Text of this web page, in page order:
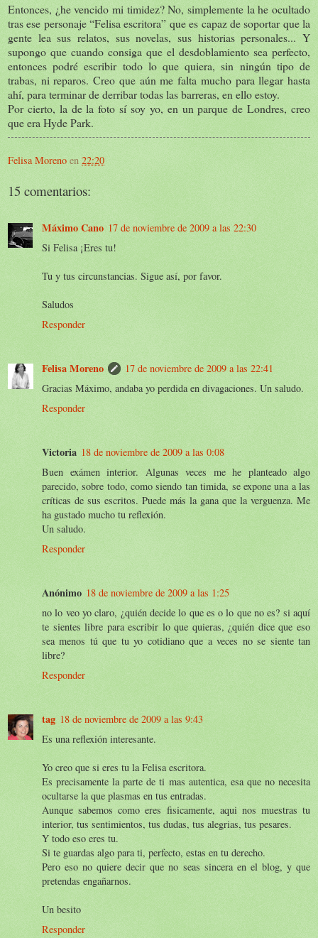
Entonces, ¿he vencido mi timidez? No, simplemente la he ocultado
tras ese personaje “Felisa escritora” que es capaz de soportar que la
gente lea sus relatos, sus novelas, sus historias personales... Y
supongo que cuando consiga que el desdoblamiento sea perfecto,
entonces podré escribir todo lo que quiera, sin ningún tipo de
trabas, ni reparos. Creo que aún me falta mucho para llegar hasta
ahí, para terminar de derribar todas las barreras, en ello estoy.
Por cierto, la de la foto sí soy yo, en un parque de Londres, creo
que era Hyde Park.
Felisa Moreno en 22:20
15 comentarios:
Máximo Cano 17 de noviembre de 2009 a las 22:30
Si Felisa ¡Eres tu!
Tu y tus circunstancias. Sigue así, por favor.
Saludos
Responder
Felisa Moreno
17 de noviembre de 2009 a las 22:41
Gracias Máximo, andaba yo perdida en divagaciones. Un saludo.
Responder
Victoria 18 de noviembre de 2009 a las 0:08
Buen exámen interior. Algunas veces me he planteado algo
parecido, sobre todo, como siendo tan timida, se expone una a las
críticas de sus escritos. Puede más la gana que la verguenza. Me
ha gustado mucho tu reflexión.
Un saludo.
Responder
Anónimo 18 de noviembre de 2009 a las 1:25
no lo veo yo claro, ¿quién decide lo que es o lo que no es? si aquí
te sientes libre para escribir lo que quieras, ¿quién dice que eso
sea menos tú que tu yo cotidiano que a veces no se siente tan
libre?
Responder
tag 18 de noviembre de 2009 a las 9:43
Es una reflexión interesante.
Yo creo que si eres tu la Felisa escritora.
Es precisamente la parte de ti mas autentica, esa que no necesita
ocultarse la que plasmas en tus entradas.
Aunque sabemos como eres fisicamente, aqui nos muestras tu
interior, tus sentimientos, tus dudas, tus alegrias, tus pesares.
Y todo eso eres tu.
Si te guardas algo para ti, perfecto, estas en tu derecho.
Pero eso no quiere decir que no seas sincera en el blog, y que
pretendas engañarnos.
Un besito
Responder